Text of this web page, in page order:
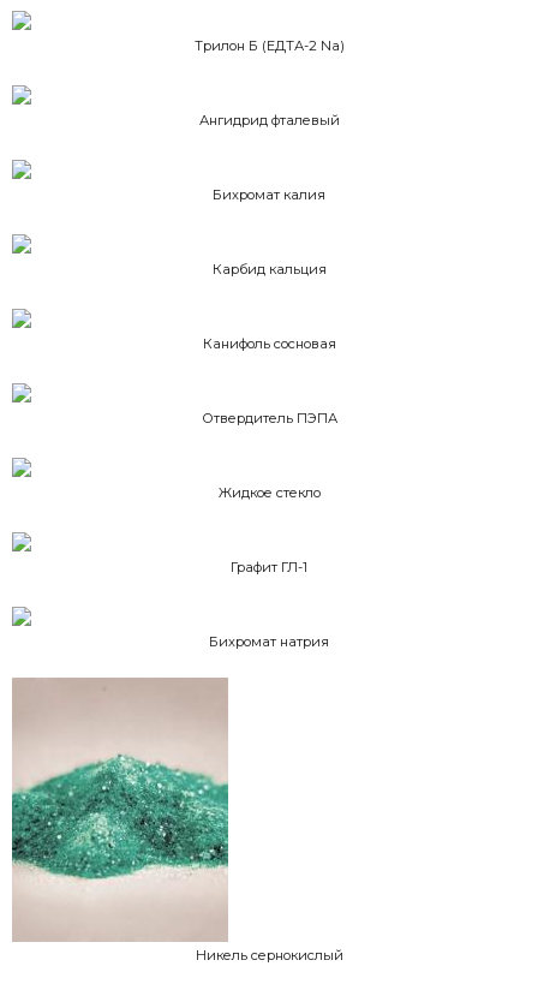
Трилон Б (ЕДТА-2 Na)
Ангидрид фталевый
Бихромат калия
Карбид кальция
Канифоль сосновая
Отвердитель ПЭПА
Жидкое стекло
Графит ГЛ-1
Бихромат натрия
Никель сернокислый